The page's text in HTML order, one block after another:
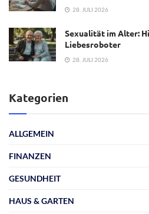
28. JULI 2026
Sexualität im Alter:
Liebesroboter
28. JULI 2026
Kategorien
ALLGEMEIN
FINANZEN
GESUNDHEIT
HAUS & GARTEN